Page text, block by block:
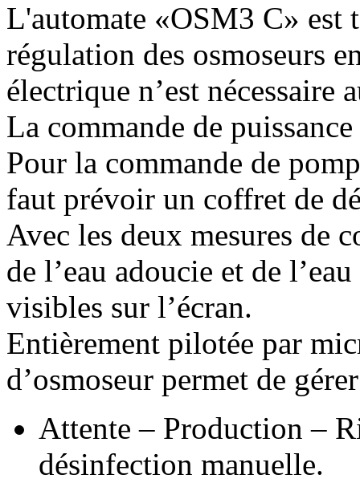
L'automate «OSM3 C» est
régulation des osmoseurs
électrique n’est nécessaire
La commande de
Pour la commande de
faut prévoir un coffret de
Avec les deux mesures de
de l’eau adoucie et de
visibles sur l’écran.
Entièrement pilotée par
d’osmoseur permet de
Attente – Production –
désinfection manuelle.